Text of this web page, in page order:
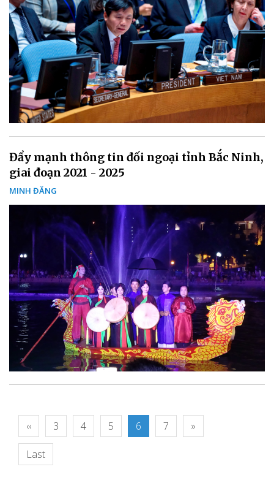
Đẩy mạnh thông tin đối ngoại tỉnh Bắc Ninh,
giai đoạn 2021 - 2025
MINH ĐĂNG
‹‹ 3 4 5 6 7 »
Last